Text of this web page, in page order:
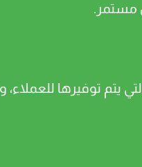
مستمر.
يتم توفيرها